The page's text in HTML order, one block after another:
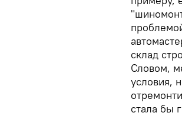
склад
Словом,
условия,
стала бы